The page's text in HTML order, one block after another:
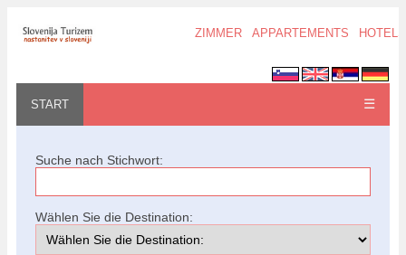
ZIMMER APPARTEMENTS HOTELS
START ☰
Suche nach Stichwort:
Wählen Sie die Destination: